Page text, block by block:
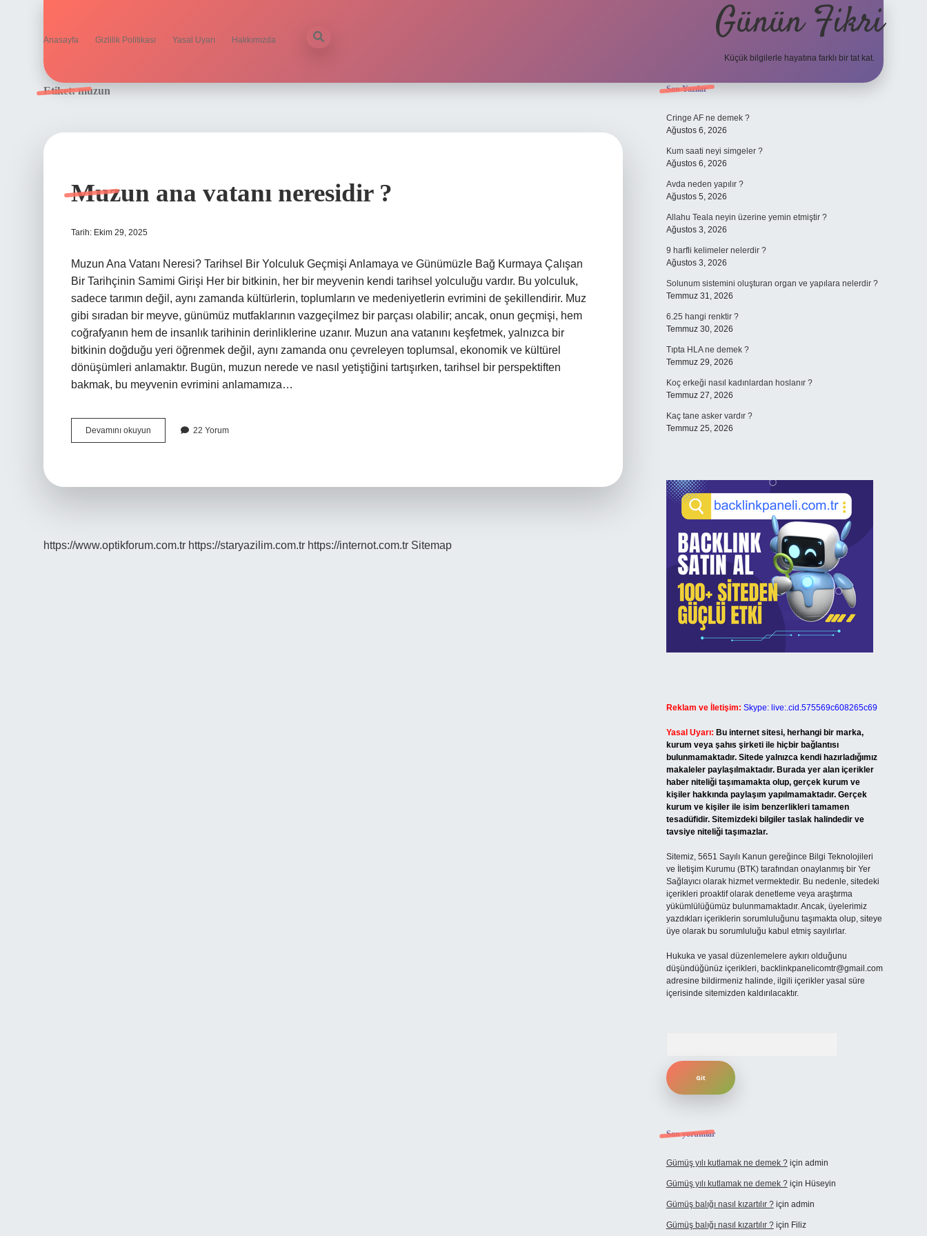
Anasayfa Gizlilik Politikası Yasal Uyarı Hakkımızda Günün Fikri
Küçük bilgilerle hayatına farklı bir tat kat.
Etiket:muzun
Muzun ana vatanı neresidir ?
Tarih: Ekim 29, 2025
Muzun Ana Vatanı Neresi? Tarihsel Bir Yolculuk Geçmişi Anlamaya ve Günümüzle Bağ Kurmaya Çalışan
Bir Tarihçinin Samimi Girişi Her bir bitkinin, her bir meyvenin kendi tarihsel yolculuğu vardır. Bu yolculuk,
sadece tarımın değil, aynı zamanda kültürlerin, toplumların ve medeniyetlerin evrimini de şekillendirir. Muz
gibi sıradan bir meyve, günümüz mutfaklarının vazgeçilmez bir parçası olabilir; ancak, onun geçmişi, hem
coğrafyanın hem de insanlık tarihinin derinliklerine uzanır. Muzun ana vatanını keşfetmek, yalnızca bir
bitkinin doğduğu yeri öğrenmek değil, aynı zamanda onu çevreleyen toplumsal, ekonomik ve kültürel
dönüşümleri anlamaktır. Bugün, muzun nerede ve nasıl yetiştiğini tartışırken, tarihsel bir perspektiften
bakmak, bu meyvenin evrimini anlamamıza…
Devamını okuyun
ana
22 Yorum
https://www.optikforum.com.tr https://staryazilim.com.tr https://internot.com.tr Sitemap
Sidebar
Son Yazılar
Cringe AF ne demek ?
Ağustos 6, 2026
Kum saati neyi simgeler ?
Ağustos 6, 2026
Avda neden yapılır ?
Ağustos 5, 2026
Allahu Teala neyin üzerine yemin etmiştir ?
Ağustos 3, 2026
9 harfli kelimeler nelerdir ?
Ağustos 3, 2026
Solunum sistemini oluşturan organ ve yapılara nelerdir ?
Temmuz 31, 2026
6.25 hangi renktir ?
Temmuz 30, 2026
Tıpta HLA ne demek ?
Temmuz 29, 2026
Koç erkeği nasıl kadınlardan hoslanır ?
Temmuz 27, 2026
Kaç tane asker vardır ?
Temmuz 25, 2026
Reklam ve İletişim: Skype: live:.cid.575569c608265c69
Yasal Uyarı: Bu internet sitesi, herhangi bir marka,
kurum veya şahıs şirketi ile hiçbir bağlantısı
bulunmamaktadır. Sitede yalnızca kendi hazırladığımız
makaleler paylaşılmaktadır. Burada yer alan içerikler
haber niteliği taşımamakta olup, gerçek kurum ve
kişiler hakkında paylaşım yapılmamaktadır. Gerçek
kurum ve kişiler ile isim benzerlikleri tamamen
tesadüfidir. Sitemizdeki bilgiler taslak halindedir ve
tavsiye niteliği taşımazlar.
Sitemiz, 5651 Sayılı Kanun gereğince Bilgi Teknolojileri
ve İletişim Kurumu (BTK) tarafından onaylanmış bir Yer
Sağlayıcı olarak hizmet vermektedir. Bu nedenle, sitedeki
içerikleri proaktif olarak denetleme veya araştırma
yükümlülüğümüz bulunmamaktadır. Ancak, üyelerimiz
yazdıkları içeriklerin sorumluluğunu taşımakta olup, siteye
üye olarak bu sorumluluğu kabul etmiş sayılırlar.
Hukuka ve yasal düzenlemelere aykırı olduğunu
düşündüğünüz içerikleri, backlinkpanelicomtr@gmail.com
adresine bildirmeniz halinde, ilgili içerikler yasal süre
içerisinde sitemizden kaldırılacaktır.
Son yorumlar
Gümüş yılı kutlamak ne demek ?için admin
Gümüş yılı kutlamak ne demek ?için Hüseyin
Gümüş balığı nasıl kızartılır ?için admin
Gümüş balığı nasıl kızartılır ?için Filiz